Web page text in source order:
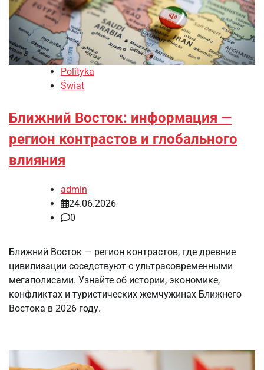
Polityka
Świat
Ближний Восток: информация —
регион контрастов и глобального
влияния
admin
24.06.2026
0
Ближний Восток — регион контрастов, где древние
цивилизации соседствуют с ультрасовременными
мегаполисами. Узнайте об истории, экономике,
конфликтах и туристических жемчужинах Ближнего
Востока в 2026 году.